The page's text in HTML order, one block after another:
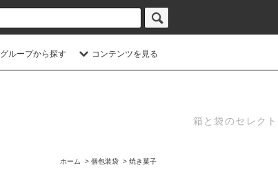
グループから探す コンテンツを見る
箱と袋のセレク
ホーム > 個包装袋 > 焼き菓子